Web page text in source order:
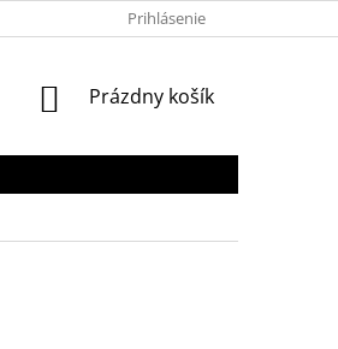
Prihlásenie
NÁKUPNÝ
Prázdny košík